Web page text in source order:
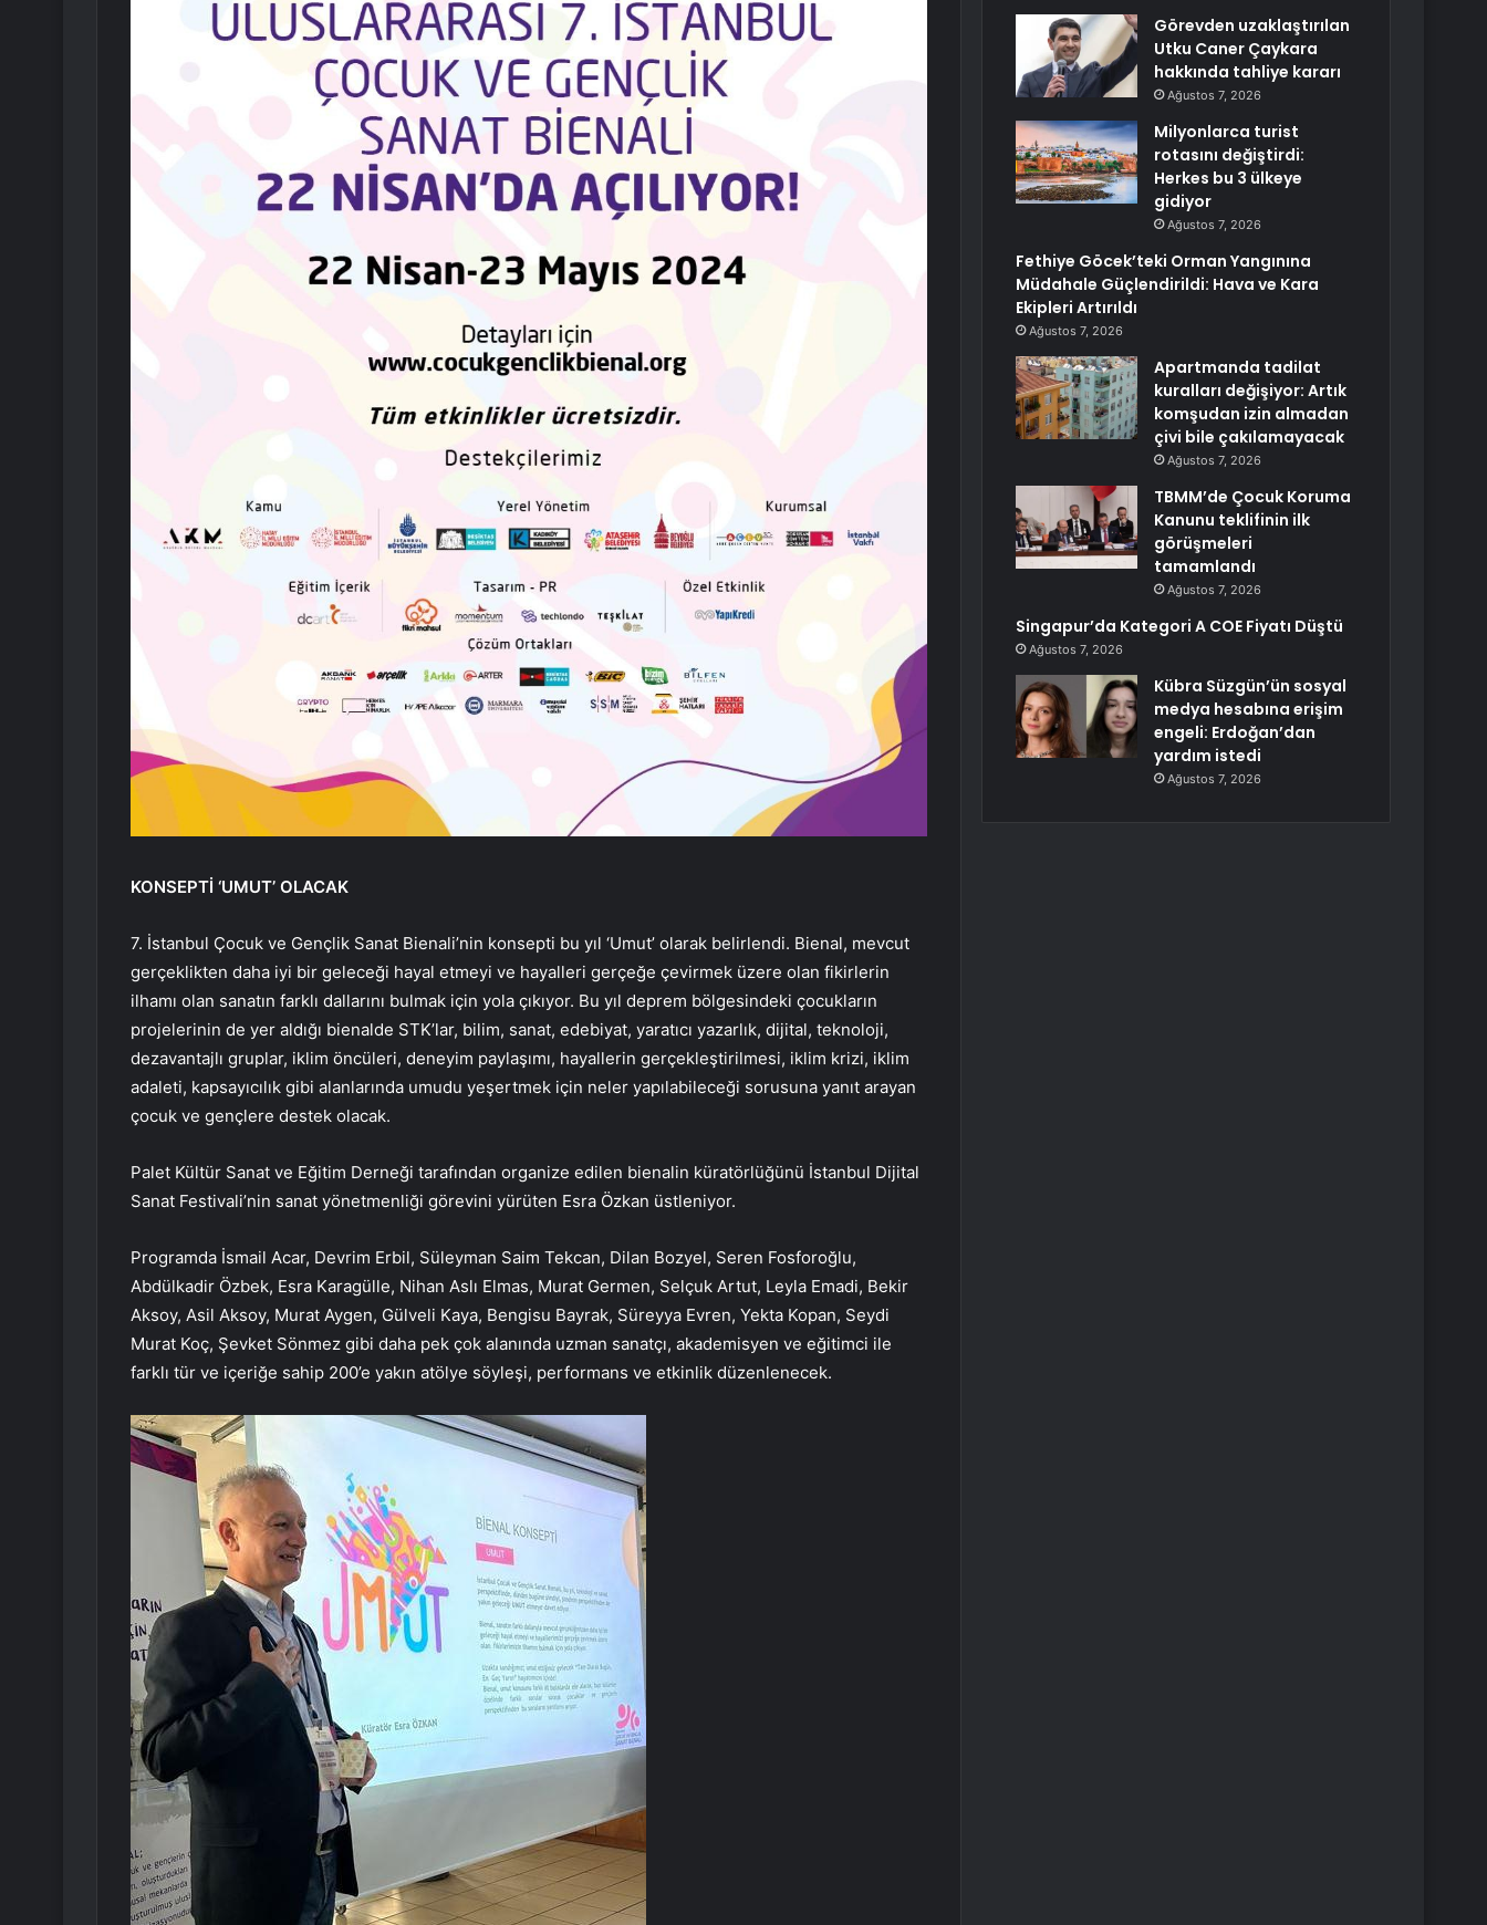
KONSEPTİ ‘UMUT’ OLACAK
7. İstanbul Çocuk ve Gençlik Sanat Bienali’nin konsepti bu yıl ‘Umut’ olarak belirlendi. Bienal, mevcut
gerçeklikten daha iyi bir geleceği hayal etmeyi ve hayalleri gerçeğe çevirmek üzere olan fikirlerin
ilhamı olan sanatın farklı dallarını bulmak için yola çıkıyor. Bu yıl deprem bölgesindeki çocukların
projelerinin de yer aldığı bienalde STK’lar, bilim, sanat, edebiyat, yaratıcı yazarlık, dijital, teknoloji,
dezavantajlı gruplar, iklim öncüleri, deneyim paylaşımı, hayallerin gerçekleştirilmesi, iklim krizi, iklim
adaleti, kapsayıcılık gibi alanlarında umudu yeşertmek için neler yapılabileceği sorusuna yanıt arayan
çocuk ve gençlere destek olacak.
Palet Kültür Sanat ve Eğitim Derneği tarafından organize edilen bienalin küratörlüğünü İstanbul Dijital
Sanat Festivali’nin sanat yönetmenliği görevini yürüten Esra Özkan üstleniyor.
Programda İsmail Acar, Devrim Erbil, Süleyman Saim Tekcan, Dilan Bozyel, Seren Fosforoğlu,
Abdülkadir Özbek, Esra Karagülle, Nihan Aslı Elmas, Murat Germen, Selçuk Artut, Leyla Emadi, Bekir
Aksoy, Asil Aksoy, Murat Aygen, Gülveli Kaya, Bengisu Bayrak, Süreyya Evren, Yekta Kopan, Seydi
Murat Koç, Şevket Sönmez gibi daha pek çok alanında uzman sanatçı, akademisyen ve eğitimci ile
farklı tür ve içeriğe sahip 200’e yakın atölye söyleşi, performans ve etkinlik düzenlenecek.
Görevden uzaklaştırılan
Utku Caner Çaykara
hakkında tahliye kararı
Ağustos 7, 2026
Milyonlarca turist
rotasını değiştirdi:
Herkes bu 3 ülkeye
gidiyor
Ağustos 7, 2026
Fethiye Göcek’teki Orman Yangınına
Müdahale Güçlendirildi: Hava ve Kara
Ekipleri Artırıldı
Ağustos 7, 2026
Apartmanda tadilat
kuralları değişiyor: Artık
komşudan izin almadan
çivi bile çakılamayacak
Ağustos 7, 2026
TBMM’de Çocuk Koruma
Kanunu teklifinin ilk
görüşmeleri
tamamlandı
Ağustos 7, 2026
Singapur’da Kategori A COE Fiyatı Düştü
Ağustos 7, 2026
Kübra Süzgün’ün sosyal
medya hesabına erişim
engeli: Erdoğan’dan
yardım istedi
Ağustos 7, 2026